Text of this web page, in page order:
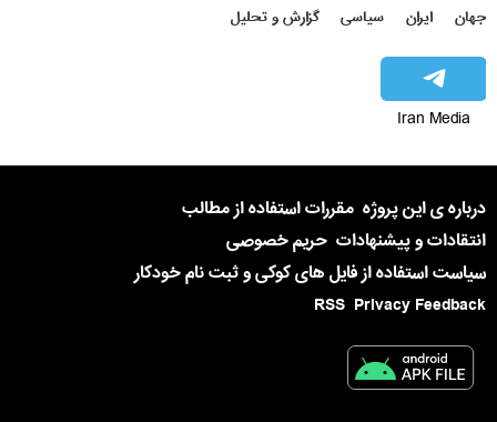
جهان ایران سیاسی گزارش و تحلیل
Iran Media
درباره ی این پروژه مقررات استفاده از مطالب
انتقادات و پیشنهادات حریم خصوصی
سیاست استفاده از فایل های کوکی و ثبت نام خودکار
Privacy Feedback
RSS